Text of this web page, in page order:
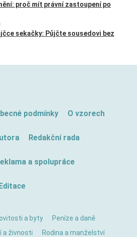
proč mít právní zastoupení po
sekačky: Půjčte sousedovi bez
podmínky O vzorech
Redakční rada
a spolupráce
a byty
Peníze a daně
a živnosti
Rodina a manželství